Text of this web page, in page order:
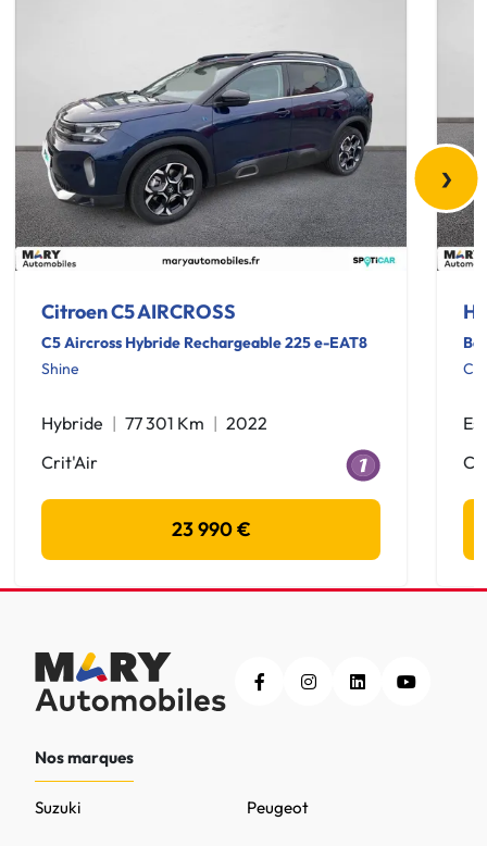
Citroen C5 AIRCROSS
C5 Aircross Hybride Rechargeable 225 e-EAT8
Shine
Hybride 77 301 Km
2022
Crit'Air
23 990 €
›
Nos marques
Peugeot
Suzuki